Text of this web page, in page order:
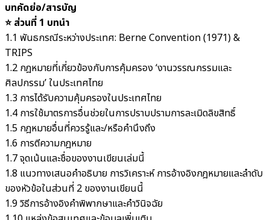
บทคัดย่อ/สารบัญ
⭐️ ส่วนที่ 1 บทนำ
1.1 พันธกรณีระหว่างประเทศ: Berne Convention (1971) &
TRIPS
1.2 กฎหมายที่เกี่ยวข้องกับการคุ้มครอง ‘งานวรรณกรรมและ
ศิลปกรรม’ ในประเทศไทย
1.3 การได้รับความคุ้มครองในประเทศไทย
1.4 การใช้มาตรการอื่นช่วยในการปราบปรามการละเมิดลิขสิทธิ์
1.5 กฎหมายอื่นที่ควรรู้และ/หรือคำนึงถึง
1.6 การตีความกฎหมาย
1.7 จุดเน้นและชื่อของงานเขียนเล่มนี้
1.8 แนวทางเสนอคำอธิบาย การวิเคราะห์ การอ้างอิงกฎหมายและลำดับ
ของหัวข้อในส่วนที่ 2 ของงานเขียนนี้
1.9 วิธีการอ้างอิงคำพิพากษาและคำวินิจฉัย